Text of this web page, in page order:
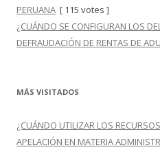
PERUANA [ 115 votes ]
¿CUÁNDO SE CONFIGURAN LOS
DEFRAUDACIÓN DE RENTAS DE
MÁS VISITADOS
¿CUÁNDO UTILIZAR LOS
APELACIÓN EN MATERIA